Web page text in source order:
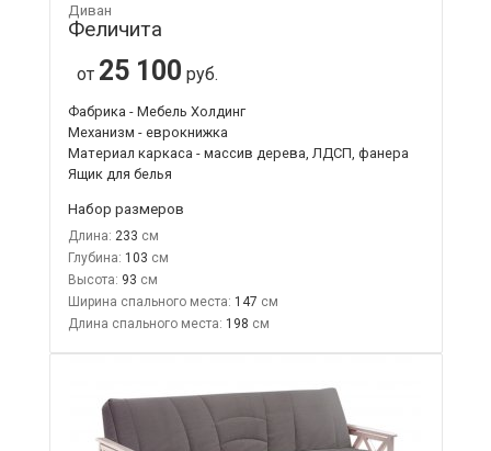
Диван
Феличита
от 25 100 руб.
Фабрика - Мебель Холдинг
Механизм - еврокнижка
Материал каркаса - массив дерева, ЛДСП, фанера
Ящик для белья
Набор размеров
Длина: 233
Глубина: 103
Высота: 93
Ширина спального места: 147
Длина спального места: 198